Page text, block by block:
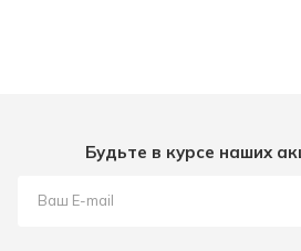
Будьте в курсе наших